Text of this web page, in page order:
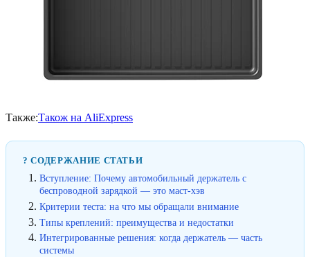
Также:Також на AliExpress
? СОДЕРЖАНИЕ СТАТЬИ
Вступление: Почему автомобильный держатель с
беспроводной зарядкой — это маст-хэв
Критерии теста: на что мы обращали внимание
Типы креплений: преимущества и недостатки
Интегрированные решения: когда держатель — часть
системы